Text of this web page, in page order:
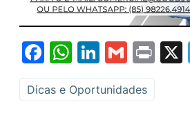
Facebook
WhatsApp
LinkedIn
Gmail
Dicas e Oportunidades